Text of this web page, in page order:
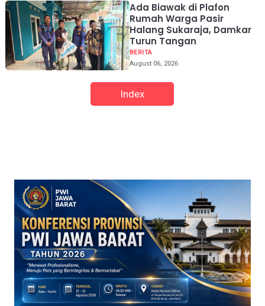
Ada Biawak di Plafon
Rumah Warga Pasir
Halang Sukaraja, Damkar
Turun Tangan
BERITA
August 06, 2026
Index